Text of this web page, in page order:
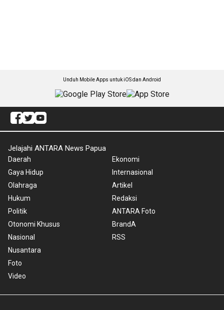
Unduh Mobile Apps untuk iOS dan Android
Jelajahi ANTARA News Papua
Daerah
Gaya Hidup
Olahraga
Hukum
Politik
Otonomi Khusus
Nasional
Nusantara
Foto
Video
Ekonomi
Internasional
Artikel
Redaksi
ANTARA Foto
BrandA
RSS